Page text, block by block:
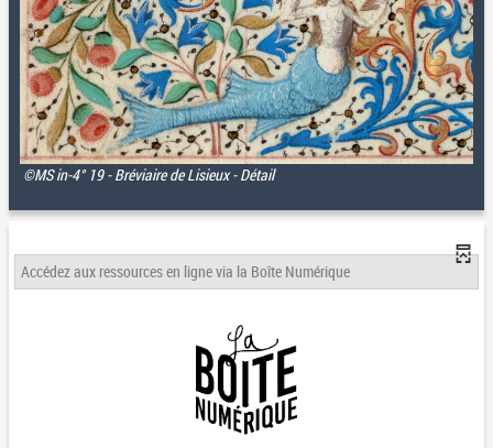
©MS in-4° 19 - Bréviaire de Lisieux - Détail
Accédez aux ressources en ligne via la Boîte Numérique